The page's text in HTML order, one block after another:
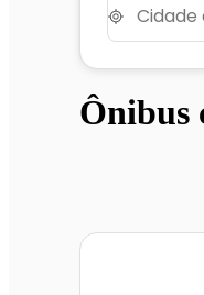
Ônibus